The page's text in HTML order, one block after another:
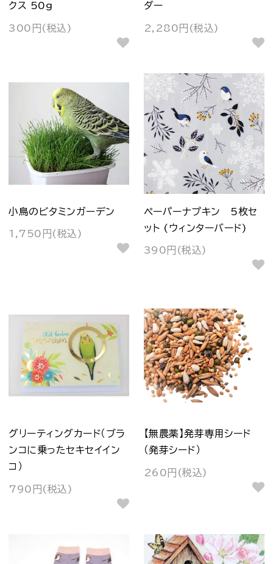
クス 50g
300円(税込)
ダー
2,280円(税込)
小鳥のビタミンガーデン
1,750円(税込)
ペーパーナプキン 5枚セ
ット (ウィンターバード)
390円(税込)
グリーティングカード（ブラ
ンコに乗ったセキセイイン
コ）
790円(税込)
【無農薬】発芽専用シード
（発芽シード）
260円(税込)